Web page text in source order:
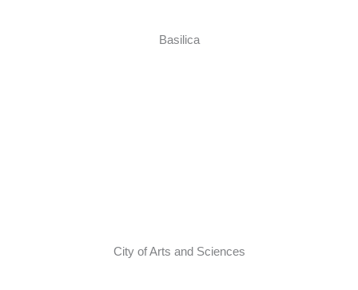
Basilica
City of Arts and Sciences